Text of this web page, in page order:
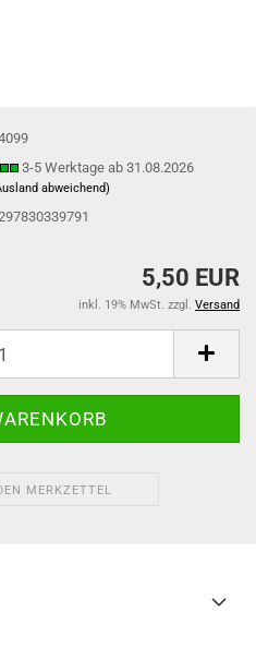
3-5 Werktage ab 31.08.2026
abweichend)
5,50 EUR
inkl. 19% MwSt. zzgl. Versand
MERKZETTEL